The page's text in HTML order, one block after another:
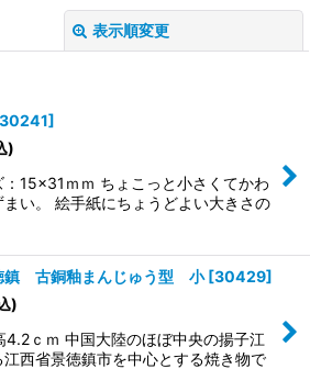
表示順変更
絞り込む
30241]
)
：15×31ｍｍ ちょこっと小さくてかわ
まい。 絵手紙にちょうどよい大きさの
古銅釉まんじゅう型 小 [30429]
)
ｃｍ 中国大陸のほぼ中央の揚子江
江西省景徳鎮市を中心とする焼き物で